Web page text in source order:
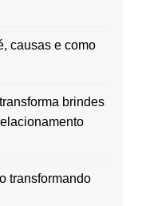
causas e como
brindes
transformando